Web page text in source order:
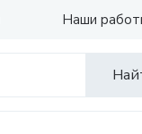
Наши